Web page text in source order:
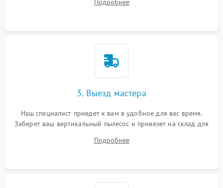
Подробнее
3. Выезд мастера
Наш специалист приедет к вам в удобное для вас время.
Заберет ваш вертикальный пылесос и привезет на склад для
Подробнее